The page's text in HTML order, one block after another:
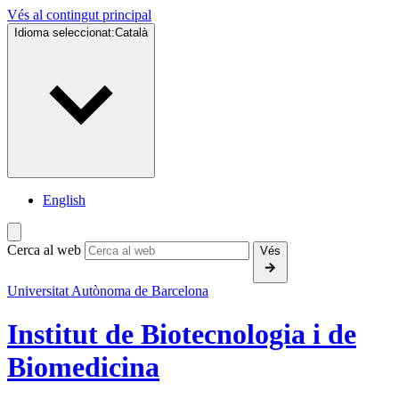
Vés al contingut principal
Idioma seleccionat:Català
English
Cerca al web Vés
Universitat Autònoma de Barcelona
Institut de Biotecnologia i de
Biomedicina